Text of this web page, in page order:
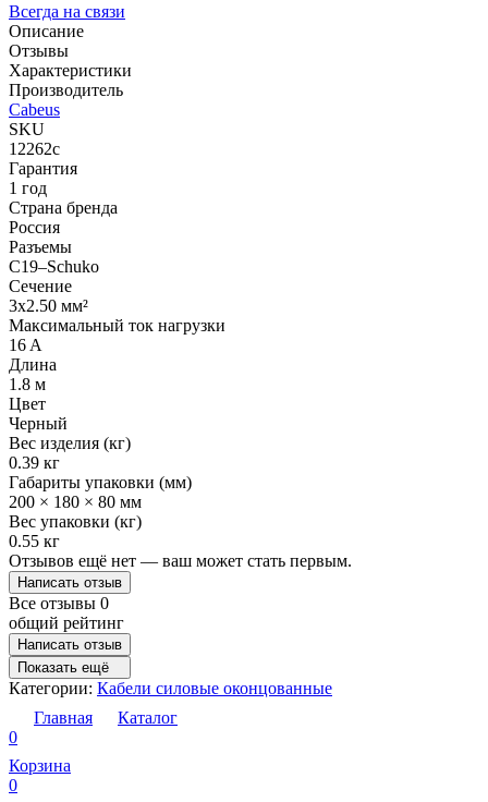
Всегда на связи
Описание
Отзывы
Характеристики
Производитель
Cabeus
SKU
12262c
Гарантия
1 год
Страна бренда
Россия
Разъемы
C19–Schuko
Сечение
3x2.50 мм²
Максимальный ток нагрузки
16 A
Длина
1.8 м
Цвет
Черный
Вес изделия (кг)
0.39 кг
Габариты упаковки (мм)
200 × 180 × 80 мм
Вес упаковки (кг)
0.55 кг
Отзывов ещё нет — ваш может стать первым.
Написать отзыв
Все отзывы 0
общий рейтинг
Написать отзыв
Показать ещё
Категории: Кабели силовые оконцованные
Главная
Каталог
0
Корзина
0